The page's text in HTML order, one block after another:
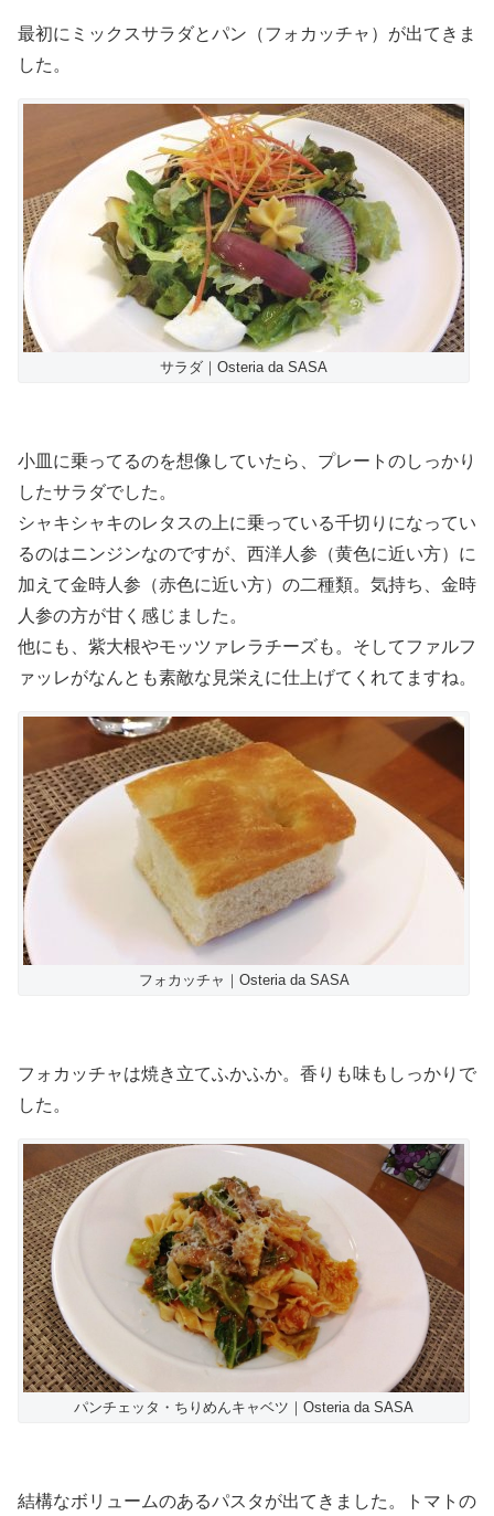
最初にミックスサラダとパン（フォカッチャ）が出てきま
した。
サラダ｜Osteria da SASA
小皿に乗ってるのを想像していたら、プレートのしっかり
したサラダでした。
シャキシャキのレタスの上に乗っている千切りになってい
るのはニンジンなのですが、西洋人参（黄色に近い方）に
加えて金時人参（赤色に近い方）の二種類。気持ち、金時
人参の方が甘く感じました。
他にも、紫大根やモッツァレラチーズも。そしてファルフ
ァッレがなんとも素敵な見栄えに仕上げてくれてますね。
フォカッチャ｜Osteria da SASA
フォカッチャは焼き立てふかふか。香りも味もしっかりで
した。
パンチェッタ・ちりめんキャベツ｜Osteria da SASA
結構なボリュームのあるパスタが出てきました。トマトの